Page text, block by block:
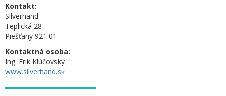
Kontakt:
Silverhand
Teplická 28
Piešťany 921 01
Kontaktná osoba:
Ing. Erik Klúčovský
www.silverhand.sk